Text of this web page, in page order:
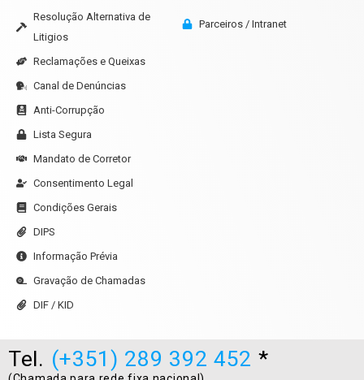
Resolução Alternativa de
Litigios
Reclamações e Queixas
Canal de Denúncias
Anti-Corrupção
Lista Segura
Mandato de Corretor
Consentimento Legal
Condições Gerais
DIPS
Informação Prévia
Gravação de Chamadas
DIF / KID
Parceiros / Intranet
Tel. (+351) 289 392 452 *